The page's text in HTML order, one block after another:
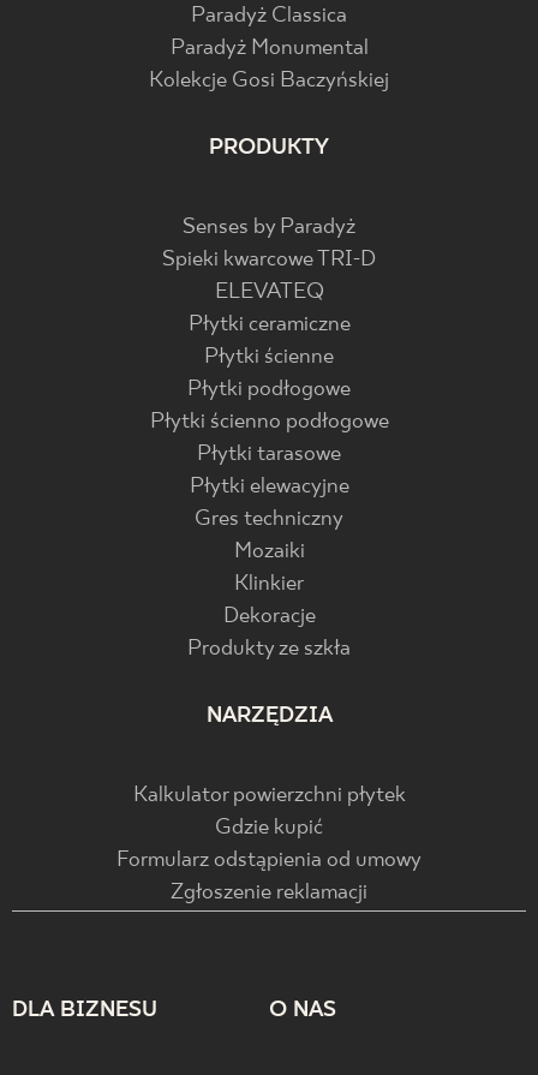
Paradyż Classica
Paradyż Monumental
Kolekcje Gosi Baczyńskiej
PRODUKTY
Senses by Paradyż
Spieki kwarcowe TRI-D
ELEVATEQ
Płytki ceramiczne
Płytki ścienne
Płytki podłogowe
Płytki ścienno podłogowe
Płytki tarasowe
Płytki elewacyjne
Gres techniczny
Mozaiki
Klinkier
Dekoracje
Produkty ze szkła
NARZĘDZIA
Kalkulator powierzchni płytek
Gdzie kupić
Formularz odstąpienia od umowy
Zgłoszenie reklamacji
DLA BIZNESU O NAS